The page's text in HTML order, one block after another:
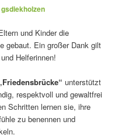
gsdiekholzen
und Kinder die
gebaut. Ein großer Dank gilt
Helferinnen!
unterstützt
respektvoll und gewaltfrei
Schritten lernen sie, ihre
zu benennen und